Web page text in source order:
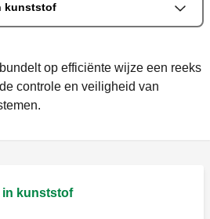
kunststof
op efficiënte wijze een reeks
controle en veiligheid van
in kunststof